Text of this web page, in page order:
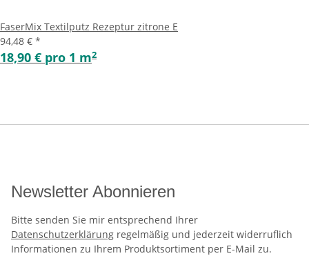
FaserMix Textilputz Rezeptur zitrone E
94,48 € *
18,90 € pro 1 m2
Newsletter Abonnieren
Bitte senden Sie mir entsprechend Ihrer
Datenschutzerklärung regelmäßig und jederzeit widerruflich
Informationen zu Ihrem Produktsortiment per E-Mail zu.